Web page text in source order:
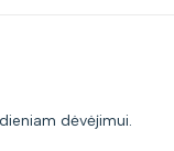
dėvėjimui.